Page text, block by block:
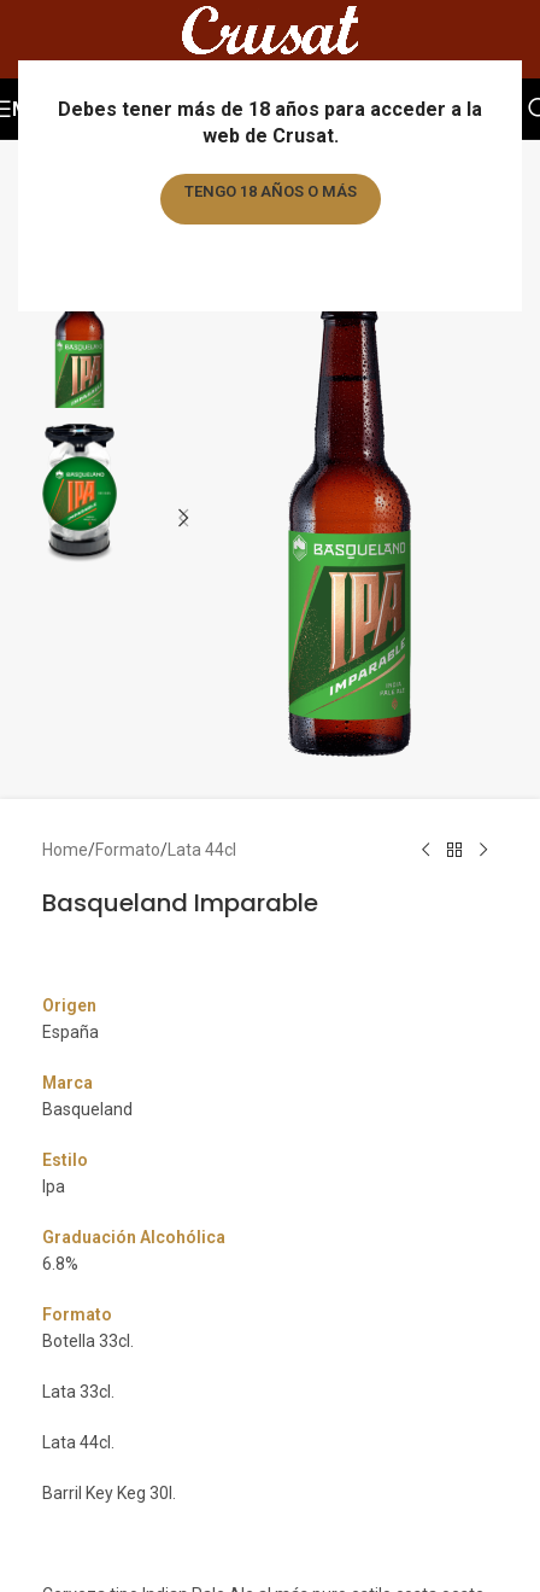
Debes tener más de 18 años para acceder a la
web de Crusat.
TENGO 18 AÑOS O MÁS
MENU
Home/Formato/ Lata 44cl
Basqueland Imparable
Origen
España
Marca
Basqueland
Estilo
Ipa
Graduación Alcohólica
6.8%
Formato
Botella 33cl.
Lata 33cl.
Lata 44cl.
Barril Key Keg 30l.